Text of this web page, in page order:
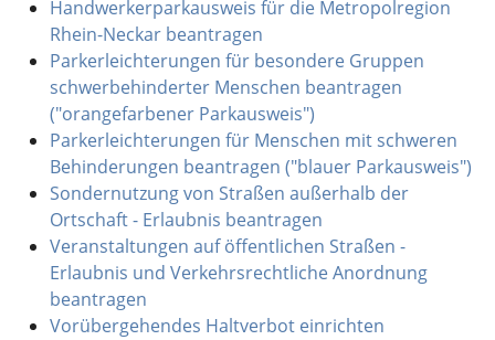
Handwerkerparkausweis für die Metropolregion
Rhein-Neckar beantragen
Parkerleichterungen für besondere Gruppen
schwerbehinderter Menschen beantragen
("orangefarbener Parkausweis")
Parkerleichterungen für Menschen mit schweren
Behinderungen beantragen ("blauer Parkausweis")
Sondernutzung von Straßen außerhalb der
Ortschaft - Erlaubnis beantragen
Veranstaltungen auf öffentlichen Straßen -
Erlaubnis und Verkehrsrechtliche Anordnung
beantragen
Vorübergehendes Haltverbot einrichten